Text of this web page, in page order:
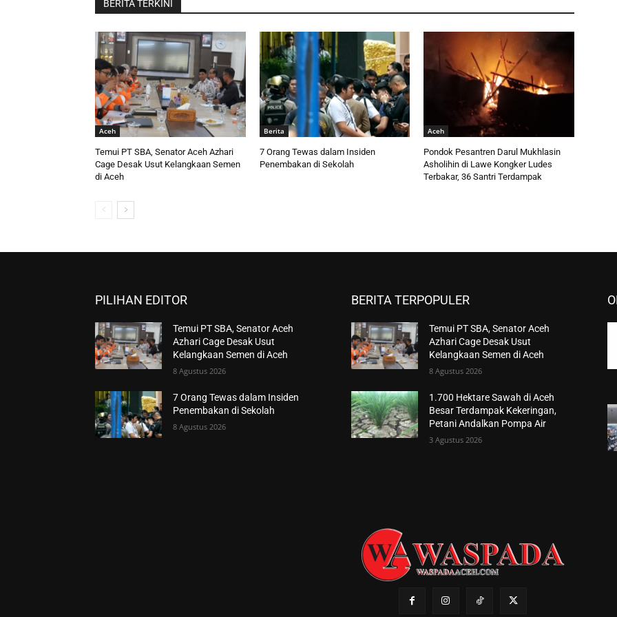
BERITA TERKINI
Aceh
Temui PT SBA, Senator Aceh Azhari
Cage Desak Usut Kelangkaan Semen
di Aceh
Berita
7 Orang Tewas dalam Insiden
Penembakan di Sekolah
Aceh
Pondok Pesantren Darul Mukhlasin
Asholihin di Lawe Kongker Ludes
Terbakar, 36 Santri Terdampak
PILIHAN EDITOR
Temui PT SBA, Senator Aceh
Azhari Cage Desak Usut
Kelangkaan Semen di Aceh
8 Agustus 2026
7 Orang Tewas dalam Insiden
Penembakan di Sekolah
8 Agustus 2026
BERITA TERPOPULER
Temui PT SBA, Senator Aceh
Azhari Cage Desak Usut
Kelangkaan Semen di Aceh
8 Agustus 2026
1.700 Hektare Sawah di Aceh
Besar Terdampak Kekeringan,
Petani Andalkan Pompa Air
3 Agustus 2026